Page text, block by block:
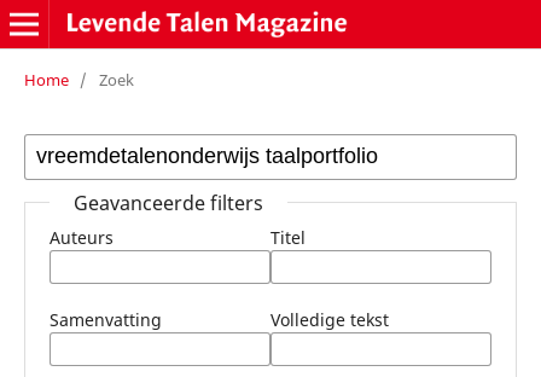
Home / Zoek
Geavanceerde filters
Auteurs Titel
Samenvatting Volledige tekst